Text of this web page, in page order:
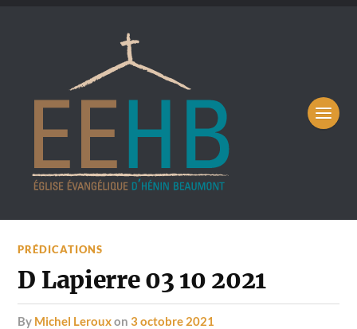
PRÉDICATIONS
D Lapierre 03 10 2021
by Michel Lerouxon3 octobre 2021